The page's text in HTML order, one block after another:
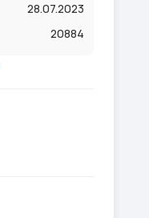
28.07.2023
20884